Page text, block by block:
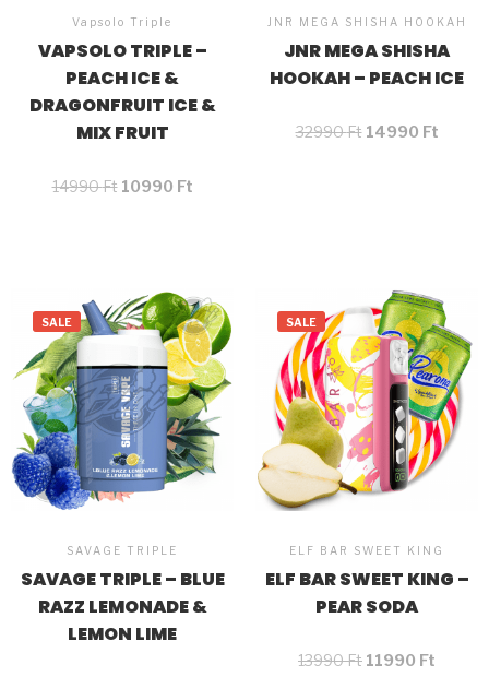
Vapsolo Triple
VAPSOLO TRIPLE –
PEACH ICE &
DRAGONFRUIT ICE &
MIX FRUIT
14990Ft 10990 Ft
JNR MEGA SHISHA HOOKAH
JNR MEGA SHISHA
HOOKAH – PEACH ICE
32990Ft 14990 Ft
SALE
SAVAGE TRIPLE
SAVAGE TRIPLE – BLUE
RAZZ LEMONADE &
LEMON LIME
SALE
ELF BAR SWEET KING
ELF BAR SWEET KING –
PEAR SODA
13990Ft 11990 Ft